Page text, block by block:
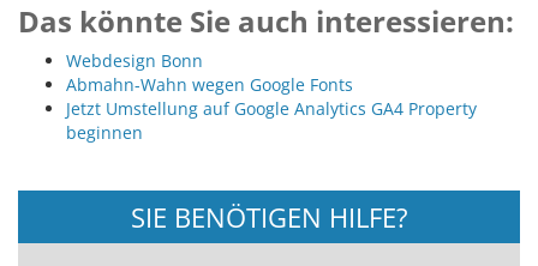
Das könnte Sie auch interessieren:
Webdesign Bonn
Abmahn-Wahn wegen Google Fonts
Jetzt Umstellung auf Google Analytics GA4 Property
beginnen
SIE BENÖTIGEN HILFE?